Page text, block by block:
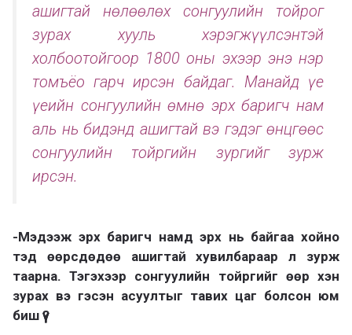
ашигтай нөлөөлөх сонгуулийн тойрог
зурах хууль хэрэгжүүлсэнтэй
холбоотойгоор 1800 оны эхээр энэ нэр
томъёо гарч ирсэн байдаг. Манайд үе
үеийн сонгуулийн өмнө эрх баригч нам
аль нь бидэнд ашигтай вэ гэдэг өнцгөөс
сонгуулийн тойргийн зургийг зурж
ирсэн.
-Мэдээж эрх баригч намд эрх нь байгаа хойно
тэд өөрсдөдөө ашигтай хувилбараар л зурж
таарна. Тэгэхээр сонгуулийн тойргийг өөр хэн
зурах вэ гэсэн асуултыг тавих цаг болсон юм
биш үү?